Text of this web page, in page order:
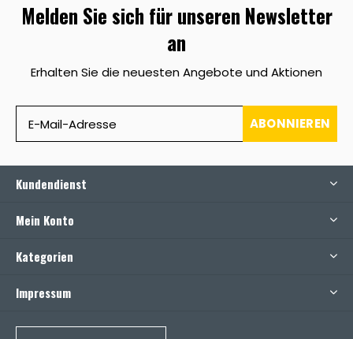
Melden Sie sich für unseren Newsletter
an
Erhalten Sie die neuesten Angebote und Aktionen
ABONNIEREN
Kundendienst
Mein Konto
Kategorien
Impressum